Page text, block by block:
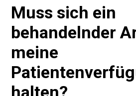
Muss sich ein
behandelnder
meine
halten?